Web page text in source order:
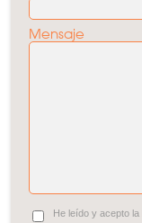
Mensaje
He leído y acepto la